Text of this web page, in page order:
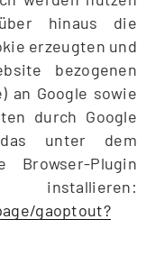
hinaus die
erzeugten und
bezogenen
an Google sowie
durch Google
unter dem
Browser-Plugin
gaoptout?